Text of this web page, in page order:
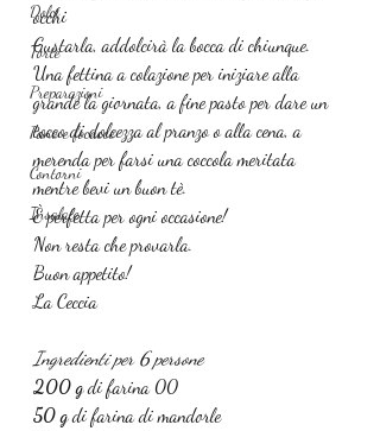
Dolci
Torte
Preparazioni
Pane e focacce
Contorni
Insalate
occhi
Gustarla, addolcirà la bocca di chiunque.
Una fettina a colazione per iniziare alla
grande la giornata, a fine pasto per dare un
tocco di dolcezza al pranzo o alla cena, a
merenda per farsi una coccola meritata
mentre bevi un buon tè.
È perfetta per ogni occasione!
Non resta che provarla.
Buon appetito!
La Ceccia
Ingredienti per 6 persone
200 g di farina 00
50 g di farina di mandorle